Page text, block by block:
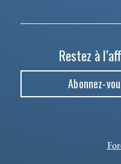
Restez à
Abonnez-